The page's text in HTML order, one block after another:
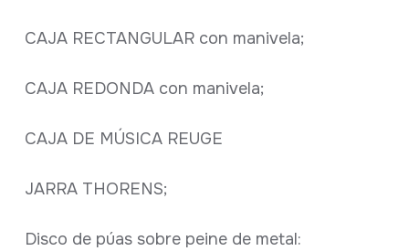
CAJA RECTANGULAR con manivela;
CAJA REDONDA con manivela;
CAJA DE MÚSICA REUGE
JARRA THORENS;
Disco de púas sobre peine de metal: